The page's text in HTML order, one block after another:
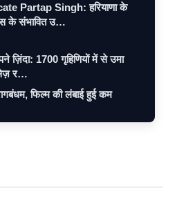
Partap Singh: हरियाणा के
के संभावित उ…
ज़िंदा: 1700 गृहिणियों में से उमा
र…
फिल्म की लंबाई हुई कम